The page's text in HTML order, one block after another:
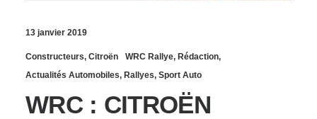
13 janvier 2019
Constructeurs, Citroën WRC Rallye, Rédaction,
Actualités Automobiles, Rallyes, Sport Auto
WRC : CITROËN